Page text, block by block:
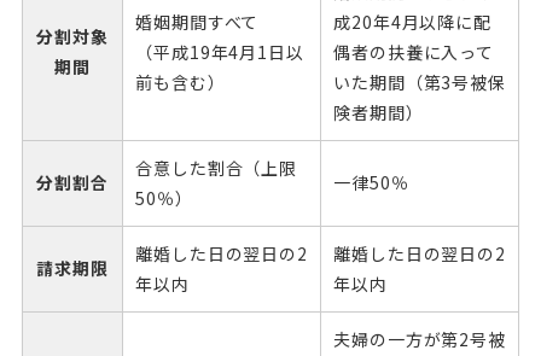
分割対象
期間
婚姻期間すべて
（平成19年4月1日以
前も含む）
成20年4月以降に配
偶者の扶養に入って
いた期間（第3号被保
険者期間）
分割割合
合意した割合（上限
50％）
一律50％
請求期限
離婚した日の翌日の2
年以内
離婚した日の翌日の2
年以内
夫婦の一方が第2号被